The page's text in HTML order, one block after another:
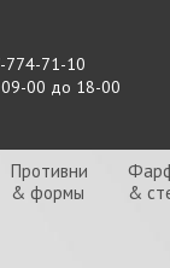
774-71-10
09-00 до 18-00
Противни
& формы
&